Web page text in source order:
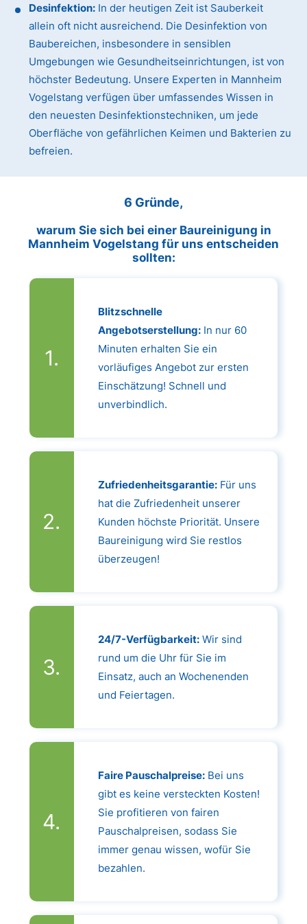
Desinfektion: In der heutigen Zeit ist Sauberkeit
allein oft nicht ausreichend. Die Desinfektion von
Baubereichen, insbesondere in sensiblen
Umgebungen wie Gesundheitseinrichtungen, ist von
höchster Bedeutung. Unsere Experten in Mannheim
Vogelstang verfügen über umfassendes Wissen in
den neuesten Desinfektionstechniken, um jede
Oberfläche von gefährlichen Keimen und Bakterien zu
befreien.
6 Gründe,
warum Sie sich bei einer Baureinigung in
Mannheim Vogelstang für uns entscheiden
sollten:
Blitzschnelle
Angebotserstellung:In nur 60
Minuten erhalten Sie ein
vorläufiges Angebot zur ersten
Einschätzung! Schnell und
unverbindlich.
Zufriedenheitsgarantie:Für uns
hat die Zufriedenheit unserer
Kunden höchste Priorität. Unsere
Baureinigung wird Sie restlos
überzeugen!
24/7-Verfügbarkeit:Wir sind
rund um die Uhr für Sie im
Einsatz, auch an Wochenenden
und Feiertagen.
Faire Pauschalpreise:Bei uns
gibt es keine versteckten Kosten!
Sie profitieren von fairen
Pauschalpreisen, sodass Sie
immer genau wissen, wofür Sie
bezahlen.